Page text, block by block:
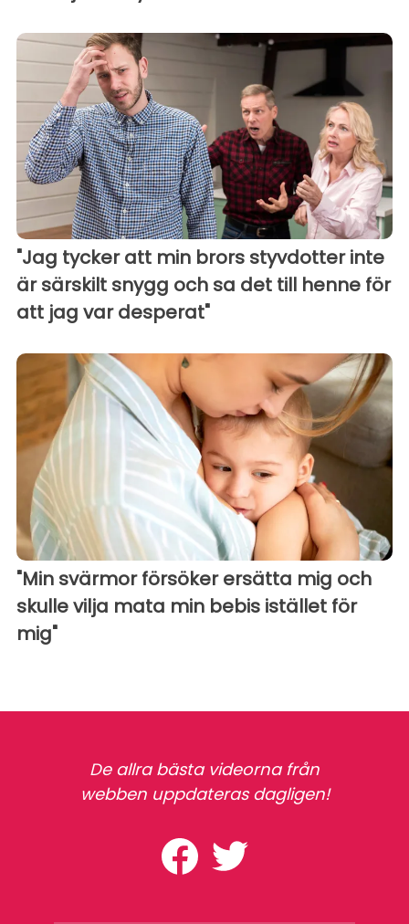
"Jag tycker att min brors styvdotter inte
är särskilt snygg och sa det till henne för
att jag var desperat"
"Min svärmor försöker ersätta mig och
skulle vilja mata min bebis istället för
mig"
De allra bästa videorna från
webben uppdateras dagligen!